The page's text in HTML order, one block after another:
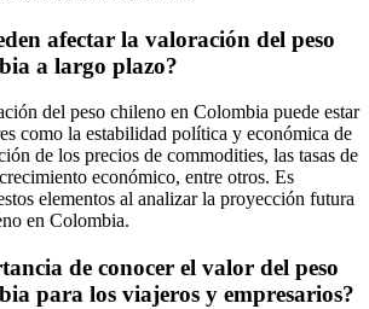
afectar la valoración del peso
a largo plazo?
del peso chileno en Colombia puede estar
como la estabilidad política y económica de
de los precios de commodities, las tasas de
económico, entre otros. Es
elementos al analizar la proyección futura
en Colombia.
de conocer el valor del peso
para los viajeros y empresarios?